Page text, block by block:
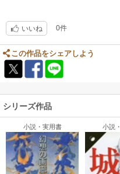
この形象化を、「紋章学」と比
紋章は、基本的に一人一つのも
後継ぎに兄弟がいた場合は、兄弟
描き足して、新しい紋章を作るの
思考は基準になる思考から派生
ケースが多いでしょう
ほんの一握りの思考が時代を超
まさに紋章のよう
ヨーロッパの文学の批評家のイ
いいね 0件
この作品をシェアしよう
シリーズ作品
小説・実用書 小説